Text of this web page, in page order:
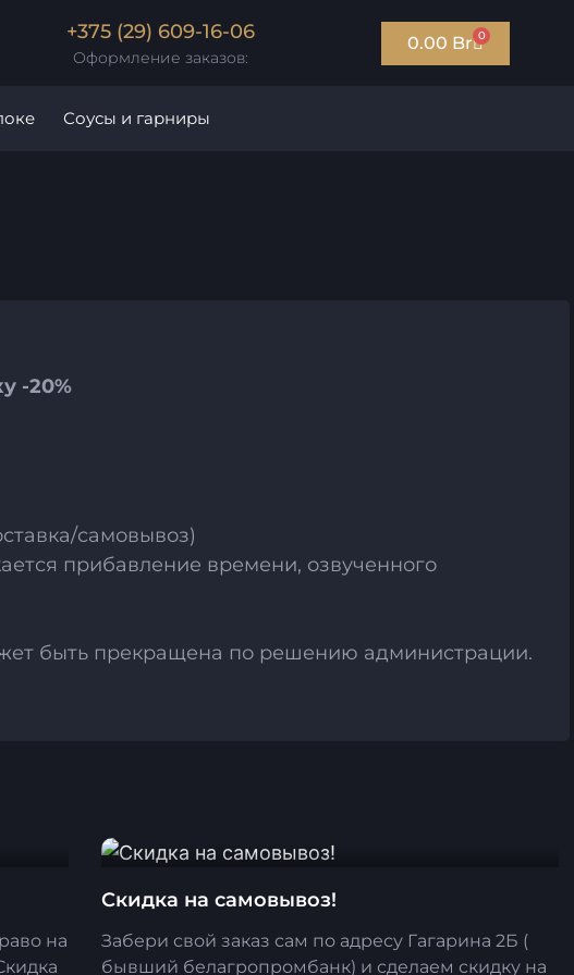
+375 (29) 609-16-06
Оформление заказов:
0.00 Br 0
Соусы и гарниры
-20%
самовывоз)
прибавление времени, озвученного
быть прекращена по решению администрации.
на
Скидка на самовывоз!
Забери свой заказ сам по адресу Гагарина 2Б (
бывший белагропромбанк) и сделаем скидку на